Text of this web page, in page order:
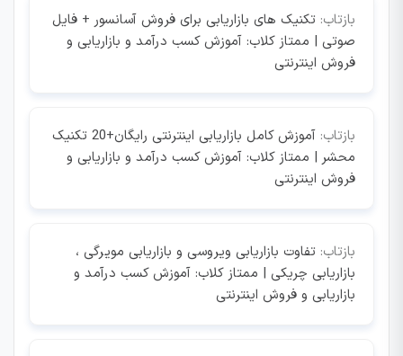
بازتاب: تکنیک های بازاریابی برای فروش آسانسور + فایل
صوتی | ممتاز کلاب: آموزش کسب درآمد و بازاریابی و
فروش اینترنتی
بازتاب:
آموزش کامل بازاریابی اینترنتی رایگان+20 تکنیک
محشر | ممتاز کلاب: آموزش کسب درآمد و بازاریابی و
فروش اینترنتی
بازتاب: تفاوت بازاریابی ویروسی و بازاریابی مویرگی ،
بازاریابی چریکی | ممتاز کلاب: آموزش کسب درآمد و
بازاریابی و فروش اینترنتی